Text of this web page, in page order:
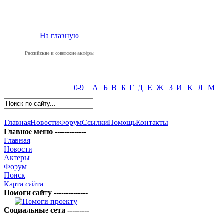
На главную
Российские и советские актёры
0-9 А Б В Б Г Д Е Ж З И К Л М
ГлавнаяНовостиФорумСсылкиПомощьКонтакты
Главное меню -------------
Главная
Новости
Актеры
Форум
Поиск
Карта сайта
Помоги сайту --------------
Социальные сети ---------